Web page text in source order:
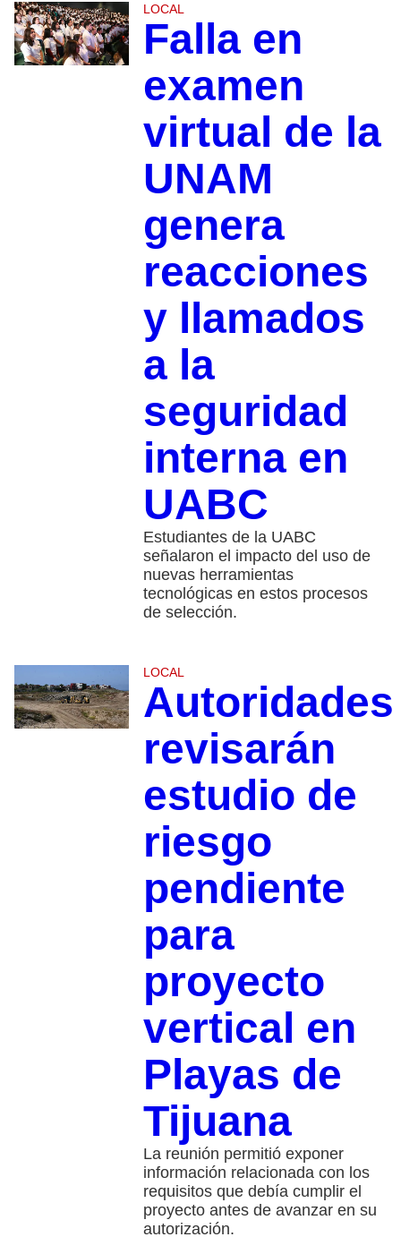
LOCAL
Falla en
examen
virtual de la
UNAM
genera
reacciones
y llamados
a la
seguridad
interna en
UABC
Estudiantes de la UABC
señalaron el impacto del uso de
nuevas herramientas
tecnológicas en estos procesos
de selección.
LOCAL
Autoridades
revisarán
estudio de
riesgo
pendiente
para
proyecto
vertical en
Playas de
Tijuana
La reunión permitió exponer
información relacionada con los
requisitos que debía cumplir el
proyecto antes de avanzar en su
autorización.